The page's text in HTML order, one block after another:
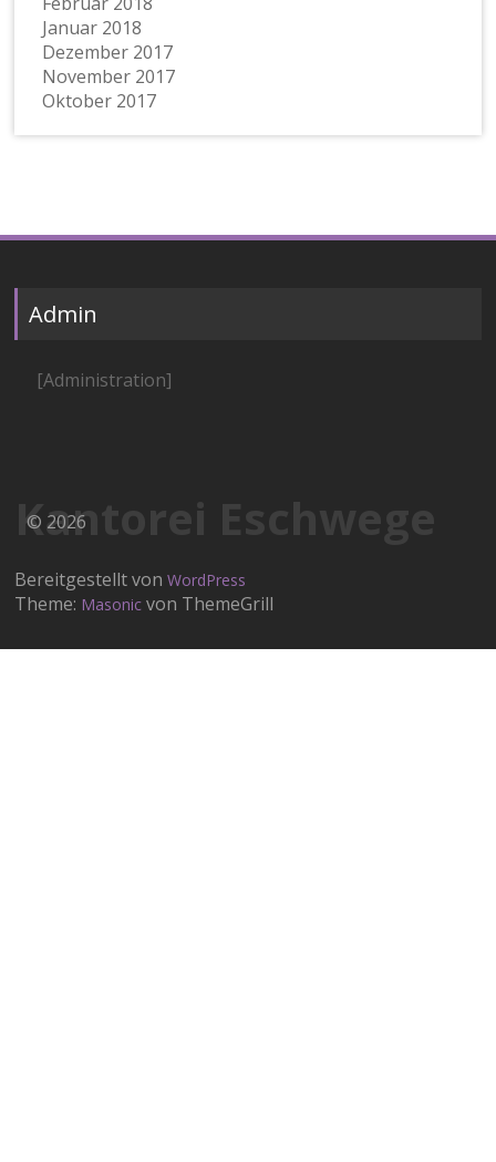
Januar 2018
Dezember 2017
November 2017
Oktober 2017
Admin
[Administration]
Kantorei Eschwege
© 2026
Bereitgestellt vonWordPress
Theme: Masonic von ThemeGrill